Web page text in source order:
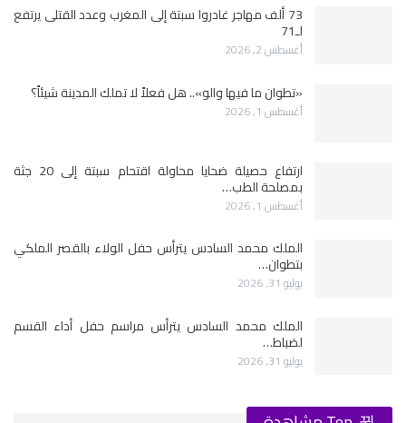
73 ألف مهاجر غادروا سبتة إلى المغرب وعدد القتلى يرتفع
لـ71
أغسطس 2, 2026
«تطوان ما فيها والو».. هل فعلاً لا تملك المدينة شيئاً؟
أغسطس 1, 2026
ارتفاع حصيلة ضحايا محاولة اقتحام سبتة إلى 20 جثة
بمصلحة الطب…
أغسطس 1, 2026
الملك محمد السادس يترأس حفل الولاء بالقصر الملكي
بتطوان…
يوليو 31, 2026
الملك محمد السادس يترأس مراسم حفل أداء القسم
لضباط…
يوليو 31, 2026